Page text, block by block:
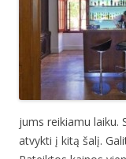
jums reikiamu laiku.
atvykti į kitą šalį.